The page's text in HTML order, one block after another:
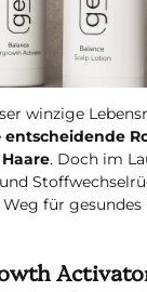
winzige
entscheidende
. Doch im
für